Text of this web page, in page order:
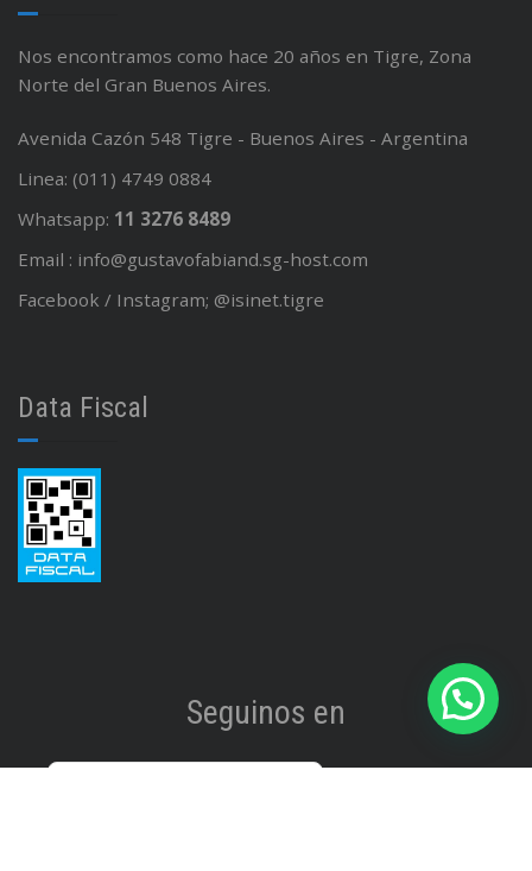
Nos encontramos como hace 20 años en Tigre, Zona
Norte del Gran Buenos Aires.
Avenida Cazón 548 Tigre - Buenos Aires - Argentina
Linea: (011) 4749 0884
Whatsapp: 11 3276 8489
Email : info@gustavofabiand.sg-host.com
Facebook / Instagram; @isinet.tigre
Data Fiscal
Seguinos en